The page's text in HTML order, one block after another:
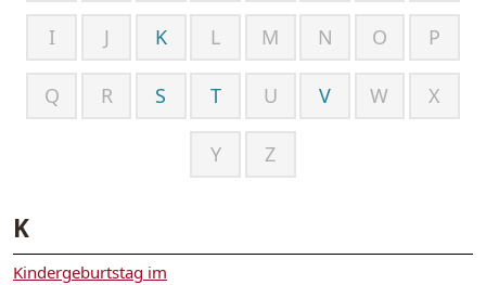
I J K L M N O P
Q R S T U V W X
Y Z
K
Kindergeburtstag im